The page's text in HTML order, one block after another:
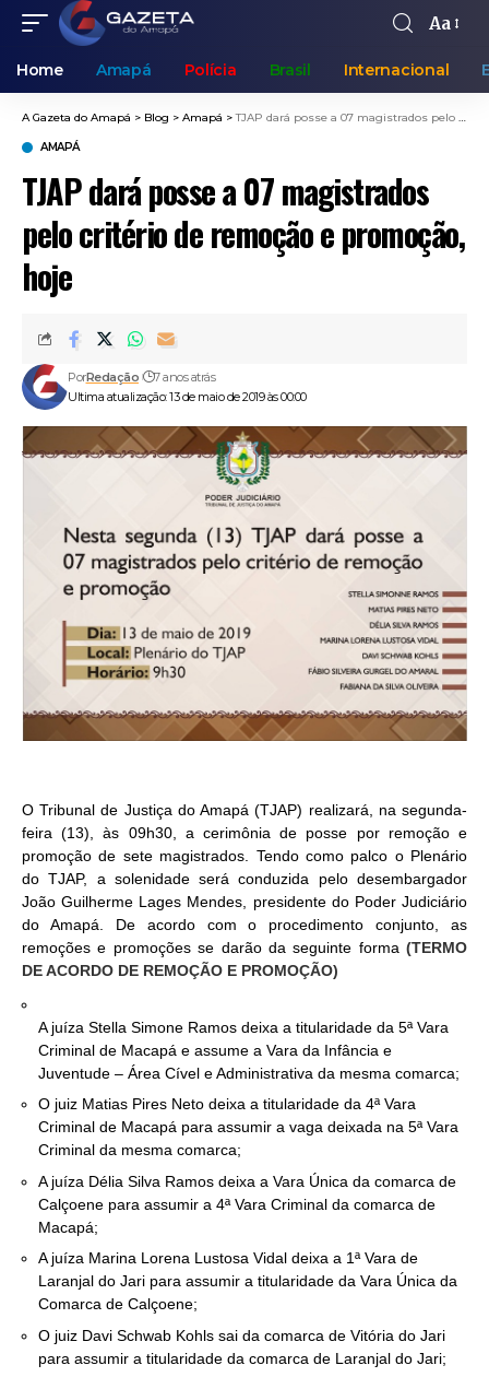
Aa
Home Amapá Polícia Brasil Internacional
A Gazeta do Amapá > Blog > Amapá >TJAP dará posse a 07 magistrados pelo critério de remoção e promoção, hoje
AMAPÁ
TJAP dará posse a 07 magistrados
pelo critério de remoção e promoção,
hoje
Ultima atualização: 13 de maio de 2019 às 00:00
PorRedação 7 anos atrás
O Tribunal de Justiça do Amapá (TJAP) realizará, na segunda-
feira (13), às 09h30, a cerimônia de posse por remoção e
promoção de sete magistrados. Tendo como palco o Plenário
do TJAP, a solenidade será conduzida pelo desembargador
João Guilherme Lages Mendes, presidente do Poder Judiciário
do Amapá. De acordo com o procedimento conjunto, as
remoções e promoções se darão da seguinte forma (TERMO
DE ACORDO DE REMOÇÃO E PROMOÇÃO)
A juíza Stella Simone Ramos deixa a titularidade da 5ª Vara
Criminal de Macapá e assume a Vara da Infância e
Juventude – Área Cível e Administrativa da mesma comarca;
O juiz Matias Pires Neto deixa a titularidade da 4ª Vara
Criminal de Macapá para assumir a vaga deixada na 5ª Vara
Criminal da mesma comarca;
A juíza Délia Silva Ramos deixa a Vara Única da comarca de
Calçoene para assumir a 4ª Vara Criminal da comarca de
Macapá;
A juíza Marina Lorena Lustosa Vidal deixa a 1ª Vara de
Laranjal do Jari para assumir a titularidade da Vara Única da
Comarca de Calçoene;
O juiz Davi Schwab Kohls sai da comarca de Vitória do Jari
para assumir a titularidade da comarca de Laranjal do Jari;